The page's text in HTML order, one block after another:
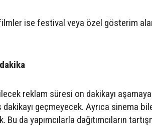
filmler ise festival veya özel gösterim
reklam süresi on dakikayı
geçmeyecek. Ayrıca sinema
da yapımcılarla dağıtımcıların